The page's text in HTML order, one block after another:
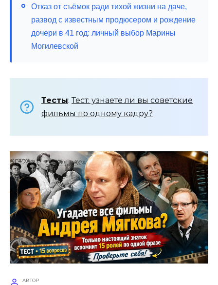
Отказ от съёмок ради тихой жизни на даче,
развод с известным продюсером и рождение
дочери в 41 год: личный выбор Марины
Могилевской
Тесты:Тест: узнаете ли вы советские
фильмы по одному кадру?
АВТОР